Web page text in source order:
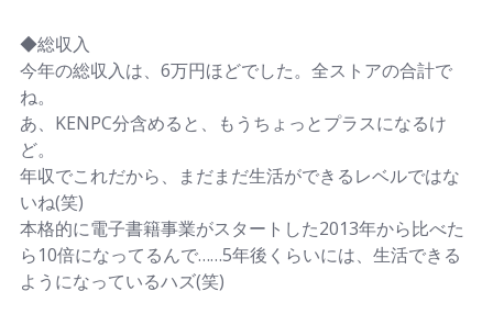
◆総収入
今年の総収入は、6万円ほどでした。全ストアの合計で
ね。
あ、KENPC分含めると、もうちょっとプラスになるけ
ど。
年収でこれだから、まだまだ生活ができるレベルではな
いね(笑)
本格的に電子書籍事業がスタートした2013年から比べた
ら10倍になってるんで……5年後くらいには、生活できる
ようになっているハズ(笑)